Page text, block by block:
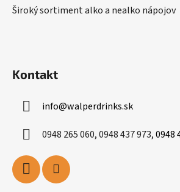
v
Široký sortiment alko a nealko nápojov
Kontakt
info@walperdrinks.sk
0948 265 060, 0948 437 973,0948